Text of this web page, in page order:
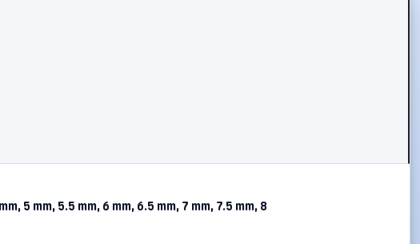
5 mm, 5.5 mm, 6 mm, 6.5 mm, 7 mm, 7.5 mm, 8